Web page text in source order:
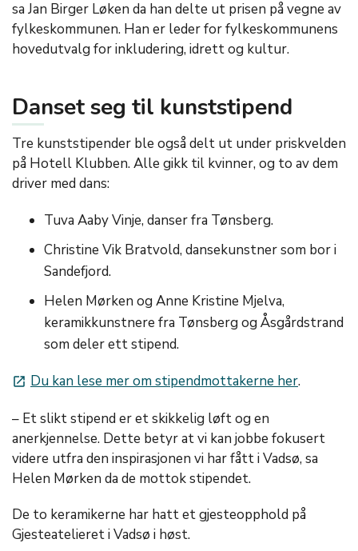
sa Jan Birger Løken da han delte ut prisen på vegne av
fylkeskommunen. Han er leder for fylkeskommunens
hovedutvalg for inkludering, idrett og kultur.
Danset seg til kunststipend
Tre kunststipender ble også delt ut under priskvelden
på Hotell Klubben. Alle gikk til kvinner, og to av dem
driver med dans:
Tuva Aaby Vinje, danser fra Tønsberg.
Christine Vik Bratvold, dansekunstner som bor i
Sandefjord.
Helen Mørken og Anne Kristine Mjelva,
keramikkunstnere fra Tønsberg og Åsgårdstrand
som deler ett stipend.
launch Du kan lese mer om stipendmottakerne her.
– Et slikt stipend er et skikkelig løft og en
anerkjennelse. Dette betyr at vi kan jobbe fokusert
videre utfra den inspirasjonen vi har fått i Vadsø, sa
Helen Mørken da de mottok stipendet.
De to keramikerne har hatt et gjesteopphold på
Gjesteatelieret i Vadsø i høst.